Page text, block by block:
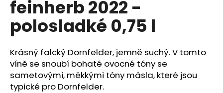
feinherb 2022 -
polosladké 0,75 l
Krásný falcký Dornfelder, jemně suchý. V tomto
víně se snoubí bohaté ovocné tóny se
sametovými, měkkými tóny másla, které jsou
typické pro Dornfelder.
a
j
í
t
?